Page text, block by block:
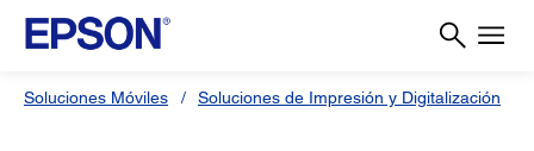
Soluciones Móviles Soluciones de Impresión y Digitalización